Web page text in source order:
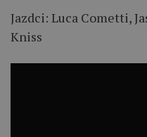
Jazdci: Luca Cometti,
Kniss